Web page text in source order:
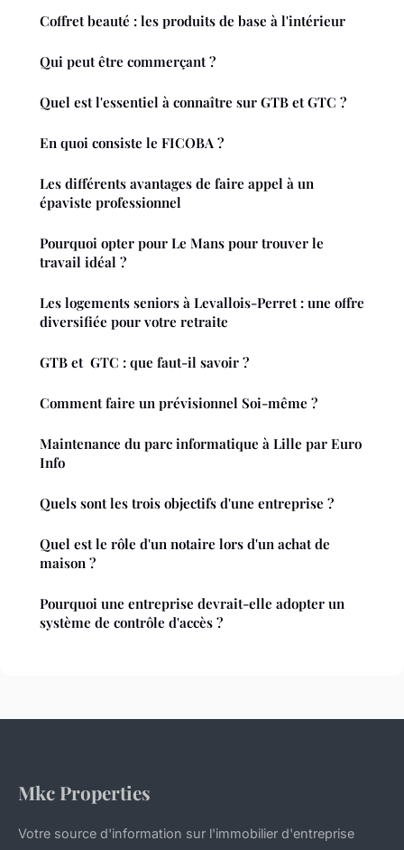
Coffret beauté : les produits de base à l'intérieur
Qui peut être commerçant ?
Quel est l'essentiel à connaître sur GTB et GTC ?
En quoi consiste le FICOBA ?
Les différents avantages de faire appel à un
épaviste professionnel
Pourquoi opter pour Le Mans pour trouver le
travail idéal ?
Les logements seniors à Levallois-Perret : une offre
diversifiée pour votre retraite
GTB et GTC : que faut-il savoir ?
Comment faire un prévisionnel Soi-même ?
Maintenance du parc informatique à Lille par Euro
Info
Quels sont les trois objectifs d'une entreprise ?
Quel est le rôle d'un notaire lors d'un achat de
maison ?
Pourquoi une entreprise devrait-elle adopter un
système de contrôle d'accès ?
Mkc Properties
Votre source d'information sur l'immobilier d'entreprise